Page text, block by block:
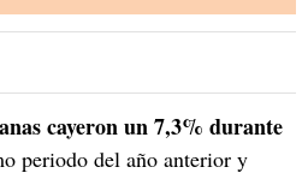
cayeron un 7,3% durante
periodo del año anterior y